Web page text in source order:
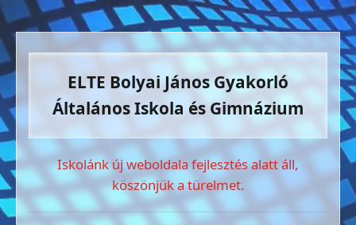
ELTE Bolyai János Gyakorló
Általános Iskola és Gimnázium
Iskolánk új weboldala fejlesztés alatt áll,
köszönjük a türelmet.